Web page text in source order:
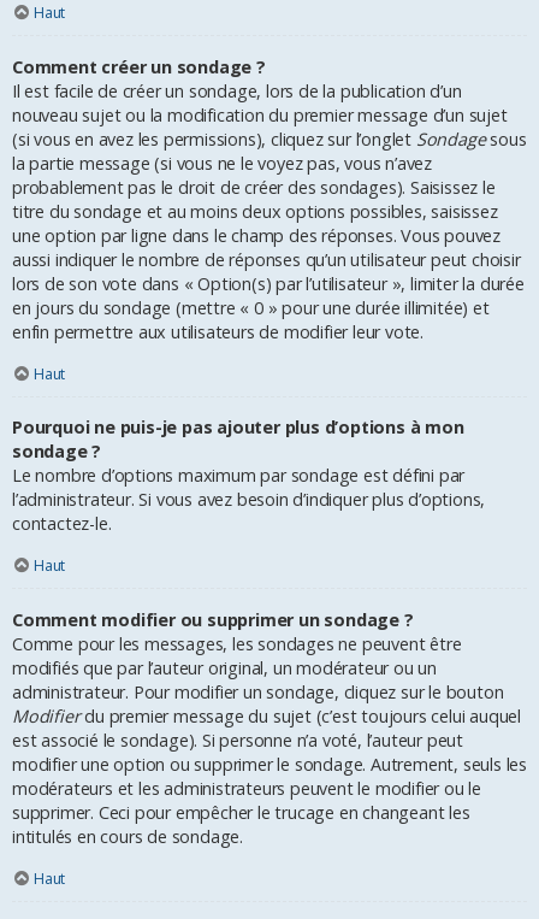
Haut
Comment créer un sondage ?
Il est facile de créer un sondage, lors de la publication d’un
nouveau sujet ou la modification du premier message d’un sujet
(si vous en avez les permissions), cliquez sur l’onglet Sondagesous
la partie message (si vous ne le voyez pas, vous n’avez
probablement pas le droit de créer des sondages). Saisissez le
titre du sondage et au moins deux options possibles, saisissez
une option par ligne dans le champ des réponses. Vous pouvez
aussi indiquer le nombre de réponses qu’un utilisateur peut choisir
lors de son vote dans « Option(s) par l’utilisateur », limiter la durée
en jours du sondage (mettre « 0 » pour une durée illimitée) et
enfin permettre aux utilisateurs de modifier leur vote.
Haut
Pourquoi ne puis-je pas ajouter plus d’options à mon
sondage ?
Le nombre d’options maximum par sondage est défini par
l’administrateur. Si vous avez besoin d’indiquer plus d’options,
contactez-le.
Haut
Comment modifier ou supprimer un sondage ?
Comme pour les messages, les sondages ne peuvent être
modifiés que par l’auteur original, un modérateur ou un
administrateur. Pour modifier un sondage, cliquez sur le bouton
Modifierdu premier message du sujet (c’est toujours celui auquel
est associé le sondage). Si personne n’a voté, l’auteur peut
modifier une option ou supprimer le sondage. Autrement, seuls les
modérateurs et les administrateurs peuvent le modifier ou le
supprimer. Ceci pour empêcher le trucage en changeant les
intitulés en cours de sondage.
Haut